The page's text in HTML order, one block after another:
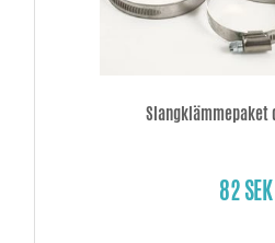
Slangklämmepaket
82 SEK